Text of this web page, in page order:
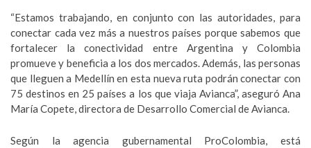
“Estamos trabajando, en conjunto con las autoridades, para
conectar cada vez más a nuestros países porque sabemos que
fortalecer la conectividad entre Argentina y Colombia
promueve y beneficia a los dos mercados. Además, las personas
que lleguen a Medellín en esta nueva ruta podrán conectar con
75 destinos en 25 países a los que viaja Avianca”, aseguró Ana
María Copete, directora de Desarrollo Comercial de Avianca.
Según la agencia gubernamental ProColombia, está